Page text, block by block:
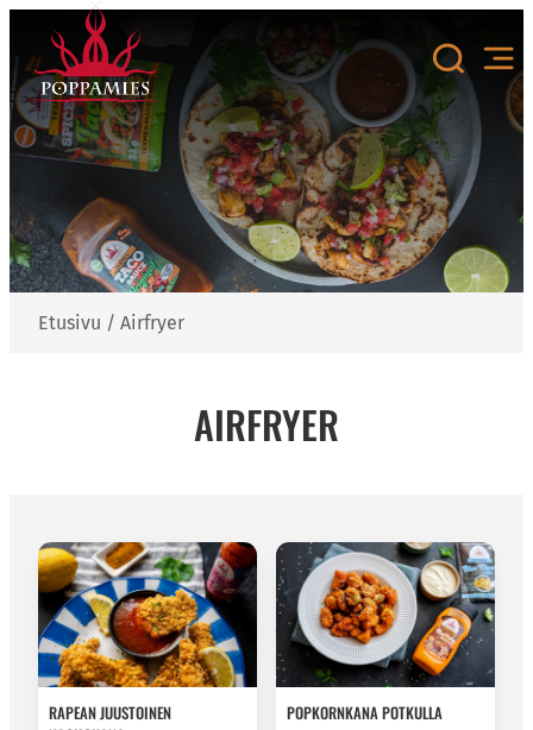
sisältöön
Etusivu / Airfryer
AIRFRYER
RAPEAN JUUSTOINEN
POPKORNKANA POTKULLA